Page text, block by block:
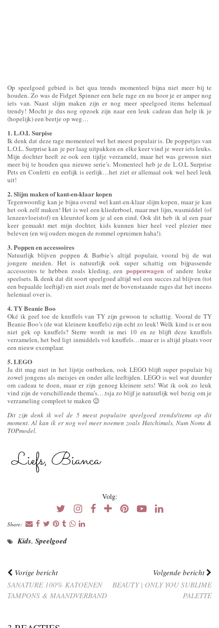
Op speelgoed gebied is het qua trends momenteel bijna niet meer bij te
houden. Zo was de Fidget Spinner een hele rage en nu hoor je er amper nog
iets van. Naast slijm maken zijn er nog meer speelgoed items helemaal
trendy! Mocht je dus nog opzoek zijn naar een leuk cadeau dan help ik je
(hopelijk) een beetje op weg…
1. L.O.L Surpise
Ik denk dat deze rage momenteel wel het meest populair is. De poppetjes van
L.O.L. Surprise kan je per laag uitpakken en elke keer vind je weer iets leuks.
Mijn dochter heeft ze ook een tijdje verzameld, maar het was gewoon niet
meer bij te houden qua nieuwe serie’s. Momenteel heb je de L.O.L Surprise
Pets en Confetti en eerlijk is eerlijk…het ziet er allemaal ook wel heel leuk
uit!
2. Slijm maken of kant-en-klaar kopen
Tegenwoordig kan je bijna overal wel kant-en-klaar slijm kopen, maar je kan
het ook zelf maken! Het is wel een kliederboel, maar met lijm, wasmiddel (of
lenzenvloeistof) en kleurstof kom je al een eind. Ook dit heb ik al een paar
keer gemaakt met mijn dochter, kids kunnen hier heel veel plezier mee
beleven (en wij ouders mogen de rommel opruimen haha!).
3. Poppen en accessoires
Natuurlijk blijven poppen & Barbie’s altijd populair, vooral bij de wat
jongere meiden. Het is natuurlijk ook super schattig om bijpassende
accessoires te hebben zoals kleding, eenpoppenwagen of andere leuke
speelsets. Ik denk dat dit soort speelgoed altijd wel een succes zal blijven (tot
een bepaalde leeftijd) en niet zoals met de bovenstaande rages dat het ineens
helemaal over is.
4. TY Beanie Boo
Oké ik geef toe de knuffels van TY zijn gewoon te schattig. Vooral de TY
Beanie Boo’s (de wat kleinere knuffels) zijn echt zo leuk! Welk kind is er nou
niet gek op knuffels? Sterre wordt in mei 10 en ze blijft deze knuffels
verzamelen, het bed ligt inmiddels vol knuffels…maar er is altijd plaats voor
een nieuw exemplaar.
5. LEGO
Ja dit mag niet in het lijstje ontbreken, ook LEGO blijft super populair bij
zowel jongens als meisjes en onder alle leeftijden. LEGO is wel wat duurder
om cadeau te doen, maar er zijn genoeg kleinere sets! Wat ik ook zo leuk
vind zijn de verschillende thema’s….tsja zo blijf je natuurlijk wel bezig om je
verzameling compleet te maken 😉
Dit zijn denk ik wel de 5 meest populaire speelgoed trends/items op dit
moment. Al kan ik er nog wel meer noemen zoals Hatchimals, Num Noms &
TOPmodel.
Volg:
Share:
Kids, Speelgoed
Vorige bericht
SANATURE 100% KATOENEN
TAMPONS & MAANDVERBAND
Volgende bericht
BEAUTY | ONLY YOU SUBLIME
PALETTE